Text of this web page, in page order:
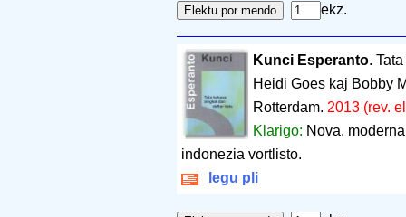
ekz.
Kunci Esperanto.
Heidi Goes kaj Bobby
Rotterdam. 2013 (rev.
Klarigo: Nova,
indonezia vortlisto.
legu pli